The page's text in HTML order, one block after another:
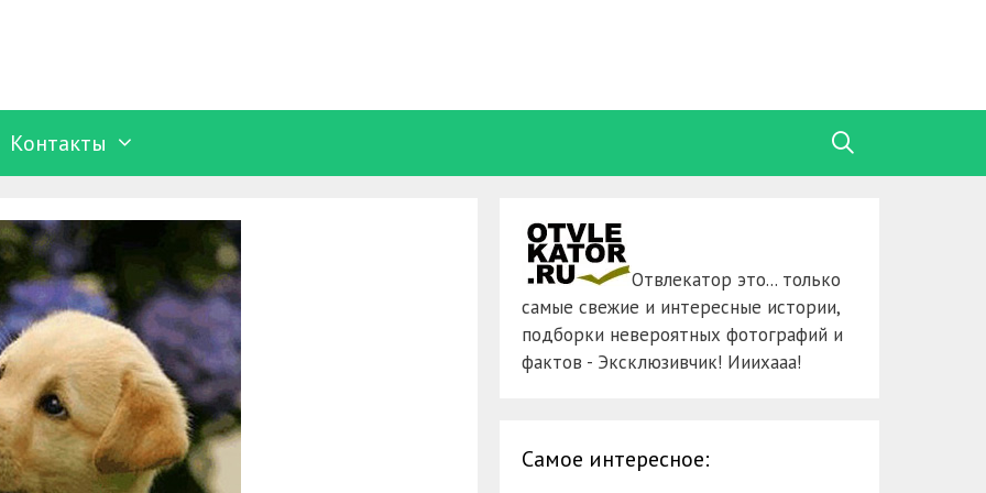
Контакты
Отвлекатор это... только
самые свежие и интересные истории,
подборки невероятных фотографий и
фактов - Эксклюзивчик! Ииихааа!
Самое интересное: